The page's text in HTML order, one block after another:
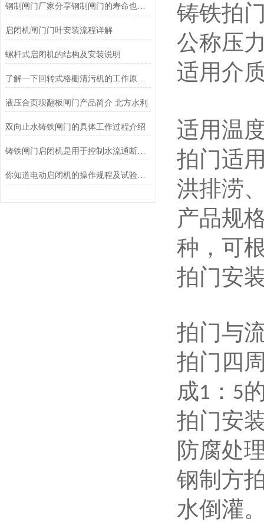
钢制闸门厂家分享钢制闸门的寿命也是有限的
启闭机闸门门叶安装流程详解
螺杆式启闭机的结构及安装说明
了解一下回转式格栅清污机的工作原理及特点
液压合页坝翻板闸门产品简介 北方水利
双向止水铸铁闸门的具体工作过程介绍
铸铁闸门启闭机是用于控制水流通断的设备
你知道电动启闭机的操作规程及试验方法么
铸铁拍
公称压
适用介
适用温
拍门适
洪排涝
产品规
种，可
拍门安
拍门与
拍门四
成1 ： 5
拍门安
防腐处
钢制方
水倒灌